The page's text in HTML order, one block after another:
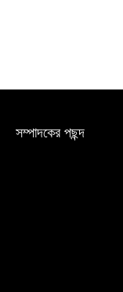
সম্পাদকের পছন্দ